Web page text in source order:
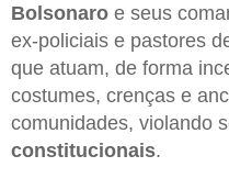
Bolsonaro e seus
ex-policiais e pastores
que atuam, de forma
costumes, crenças e
comunidades, violando
constitucionais.